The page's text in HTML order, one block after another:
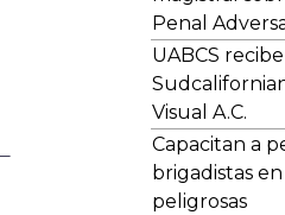
Penal
UABCS
Visual A.C.
Capacitan a
brigadistas
peligrosas